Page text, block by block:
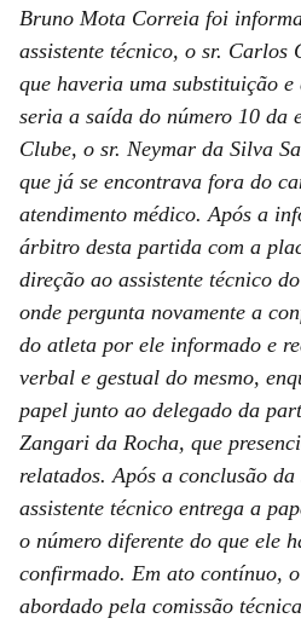
Bruno Mota Correia foi
assistente técnico, o sr. Carlos
que haveria uma substituição e
seria a saída do número 10 da
Clube, o sr. Neymar da Silva
que já se encontrava fora do
atendimento médico. Após a
árbitro desta partida com a
direção ao assistente técnico
onde pergunta novamente a
do atleta por ele informado e
verbal e gestual do mesmo,
papel junto ao delegado da
Zangari da Rocha, que
relatados. Após a conclusão
assistente técnico entrega a
o número diferente do que ele
confirmado. Em ato contínuo,
abordado pela comissão